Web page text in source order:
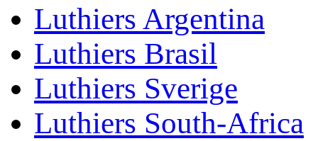
Luthiers Argentina
Luthiers Brasil
Luthiers Sverige
Luthiers South-Africa